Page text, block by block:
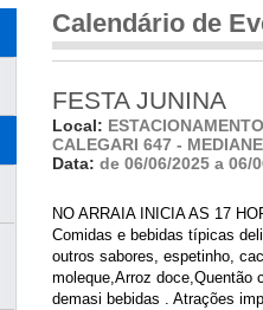
Calendário de
FESTA JUNINA
Local:
CALEGARI 647 -
Data: de 06/06/2025 a 06/
NO ARRAIA INICIA AS 17
Comidas e bebidas típicas
outros sabores, espetinho,
moleque,Arroz doce,Quentão
demasi bebidas . Atrações